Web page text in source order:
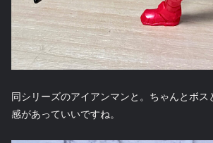
同シリーズのアイアンマンと。ちゃんとボス
感があっていいですね。